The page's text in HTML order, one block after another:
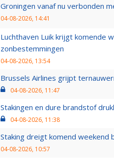
Groningen vanaf nu verbonden
04-08-2026, 14:41
Luchthaven Luik krijgt komende
zonbestemmingen
04-08-2026, 13:54
Brussels Airlines grijpt
04-08-2026, 11:47
Stakingen en dure brandstof
04-08-2026, 11:38
Staking dreigt komend weekend
04-08-2026, 10:57